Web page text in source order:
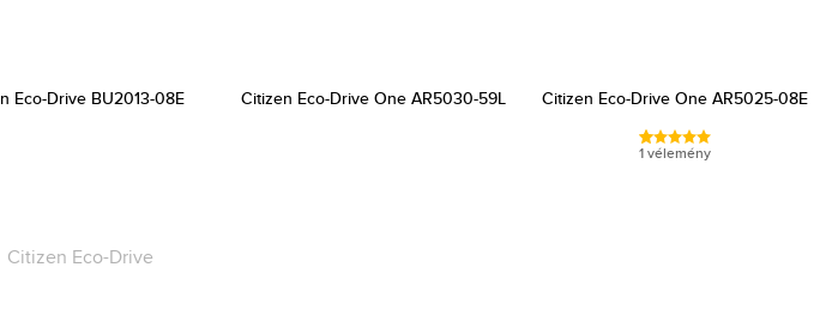
Eco-Drive BU2013-08E Citizen Eco-Drive One AR5030-59L Citizen Eco-Drive One AR5025-08E
1 vélemény